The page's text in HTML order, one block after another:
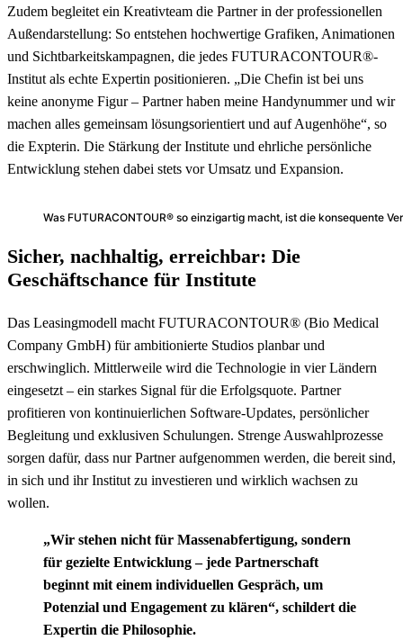
Zudem begleitet ein Kreativteam die Partner in der professionellen
Außendarstellung: So entstehen hochwertige Grafiken, Animationen
und Sichtbarkeitskampagnen, die jedes FUTURACONTOUR®-
Institut als echte Expertin positionieren. „Die Chefin ist bei uns
keine anonyme Figur – Partner haben meine Handynummer und wir
machen alles gemeinsam lösungsorientiert und auf Augenhöhe“, so
die Expterin. Die Stärkung der Institute und ehrliche persönliche
Entwicklung stehen dabei stets vor Umsatz und Expansion.
Was FUTURACONTOUR® so einzigartig macht, ist die konsequente
Sicher, nachhaltig, erreichbar: Die
Geschäftschance für Institute
Das Leasingmodell macht FUTURACONTOUR® (Bio Medical
Company GmbH) für ambitionierte Studios planbar und
erschwinglich. Mittlerweile wird die Technologie in vier Ländern
eingesetzt – ein starkes Signal für die Erfolgsquote. Partner
profitieren von kontinuierlichen Software-Updates, persönlicher
Begleitung und exklusiven Schulungen. Strenge Auswahlprozesse
sorgen dafür, dass nur Partner aufgenommen werden, die bereit sind,
in sich und ihr Institut zu investieren und wirklich wachsen zu
wollen.
„Wir stehen nicht für Massenabfertigung, sondern
für gezielte Entwicklung – jede Partnerschaft
beginnt mit einem individuellen Gespräch, um
Potenzial und Engagement zu klären“, schildert die
Expertin die Philosophie.